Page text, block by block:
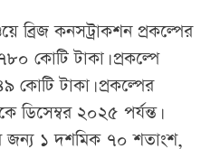
ব্রিজ কনসট্রাকশন প্রকল্পের
কোটি টাকা। প্রকল্পে
কোটি টাকা। প্রকল্পের
ডিসেম্বর ২০২৫ পর্যন্ত।
জন্য ১ দশমিক ৭০ শতাংশ,